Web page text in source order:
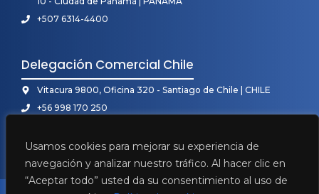
Usamos cookies para mejorar su experiencia de
navegación y analizar nuestro tráfico. Al hacer clic en
“Aceptar todo” usted da su consentimiento al uso de
+507 6314-4400
Delegación Comercial Chile
Vitacura 9800, Oficina 320 - Santiago de Chile | CHILE
+56 998 170 250